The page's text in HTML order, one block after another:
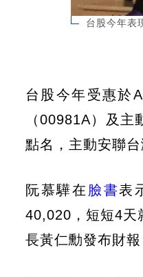
台股今年表
台股今年受惠於
（00981A）及
點名，主動安聯
阮慕驊在 臉書表
40,020，短短4天
長黃仁勳發布財